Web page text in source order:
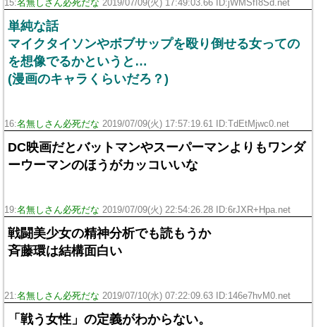
15:名無しさん必死だな 2019/07/09(火) 17:49:03.66 ID:jWMSfI8Sd.net
単純な話
マイクタイソンやボブサップを殴り倒せる女っての
を想像でるかというと…
(漫画のキャラくらいだろ？)
16:名無しさん必死だな 2019/07/09(火) 17:57:19.61 ID:TdEtMjwc0.net
DC映画だとバットマンやスーパーマンよりもワンダ
ーウーマンのほうがカッコいいな
19:名無しさん必死だな 2019/07/09(火) 22:54:26.28 ID:6rJXR+Hpa.net
戦闘美少女の精神分析でも読もうか
斉藤環は結構面白い
21:名無しさん必死だな 2019/07/10(水) 07:22:09.63 ID:146e7hvM0.net
「戦う女性」の定義がわからない。